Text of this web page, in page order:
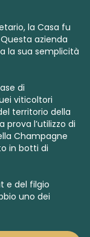
la Casa fu
azienda
la sua semplicità
di
viticoltori
territorio della
prova l’utilizzo di
Champagne
in botti di
e del filgio
uno dei